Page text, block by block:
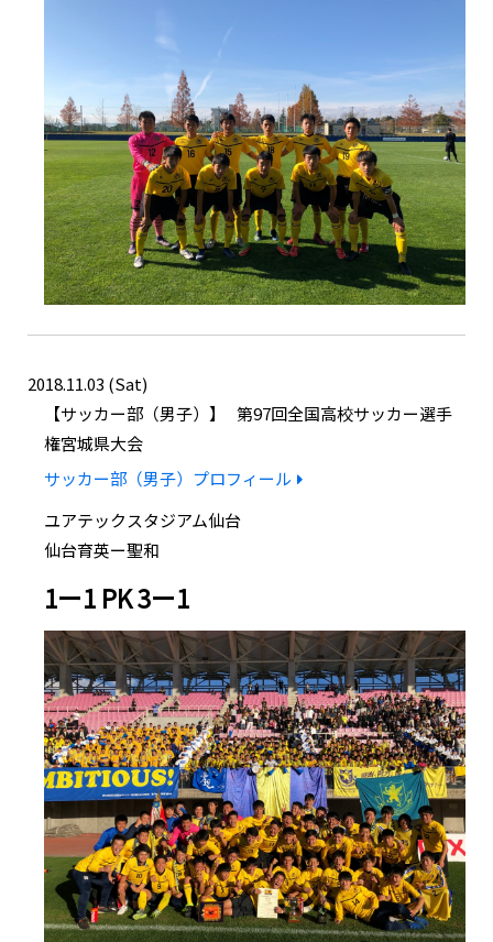
2018.11.03 (Sat)
サッカー部（男子）
第97回全国高校サッカー選手
権宮城県大会
サッカー部（男子）プロフィール
ユアテックスタジアム仙台
仙台育英ー聖和
1ー1 PK 3ー1